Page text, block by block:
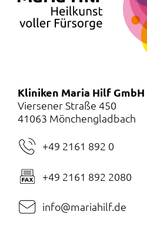
Kliniken Maria Hilf GmbH
Viersener Straße 450
41063 Mönchengladbach
+49 2161 892 0
+49 2161 892 2080
info@mariahilf.de